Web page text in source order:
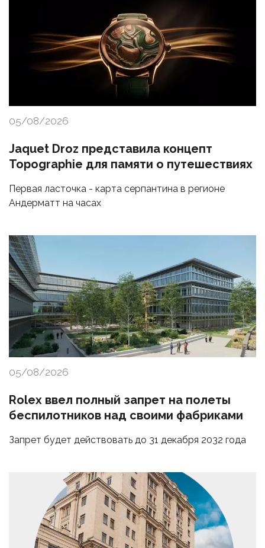
05/08/2026
Jaquet Droz представила концепт
Topographie для памяти о путешествиях
Первая ласточка - карта серпантина в регионе
Андерматт на часах
05/08/2026
Rolex ввел полный запрет на полеты
беспилотников над своими фабриками
Запрет будет действовать до 31 декабря 2032 года